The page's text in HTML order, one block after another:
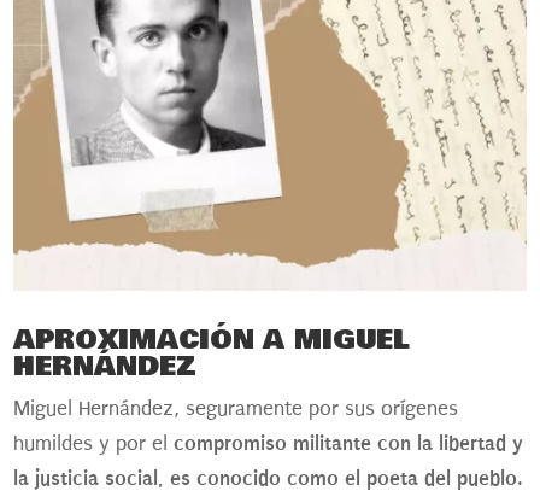
APROXIMACIÓN A MIGUEL
HERNÁNDEZ
Miguel Hernández, seguramente por sus orígenes
humildes y por elcompromiso militante con la libertad y
la justicia social, es conocido como el poeta del pueblo.